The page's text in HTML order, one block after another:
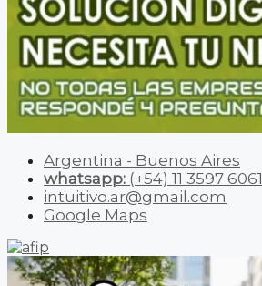
Argentina - Buenos Aires
whatsapp: (+54) 11 3597 6061
intuitivo.ar@gmail.com
Google Maps